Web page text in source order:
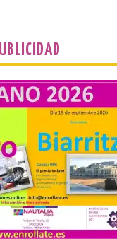
[…]
de León
folletos con la
del evento
solar que
la ESA y el
Los materiales ya pueden